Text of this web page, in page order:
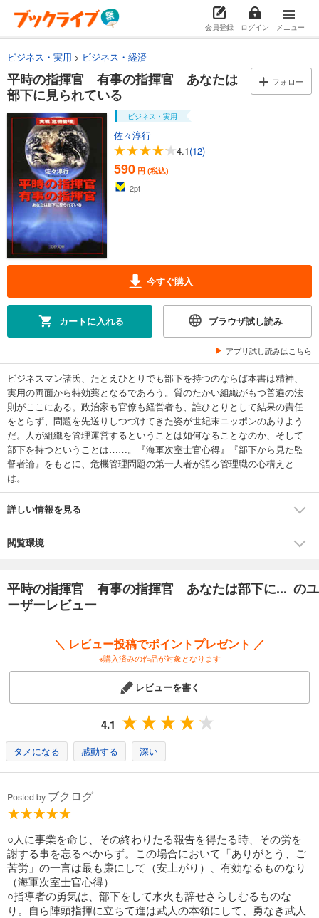
会員登録 ログイン メニュー
ビジネス・実用 ビジネス・経済
平時の指揮官 有事の指揮官 あなたは
部下に見られている
フォロー
ビジネス・実用
佐々淳行
4.1(12)
590 円 (税込)
2pt
今すぐ購入
カートに入れる ブラウザ試し読み
アプリ試し読みはこちら
ビジネスマン諸氏、たとえひとりでも部下を持つのならば本書は精神、
実用の両面から特効薬となるであろう。質のたかい組織がもつ普遍の法
則がここにある。政治家も官僚も経営者も、誰ひとりとして結果の責任
をとらず、問題を先送りしつづけてきた姿が世紀末ニッポンのありよう
だ。人が組織を管理運営するということは如何なることなのか、そして
部下を持つということは……。『海軍次室士官心得』『部下から見た監
督者論』をもとに、危機管理問題の第一人者が語る管理職の心構えと
は。
詳しい情報を見る
閲覧環境
平時の指揮官 有事の指揮官 あなたは部下に... のユ
ーザーレビュー
＼ レビュー投稿でポイントプレゼント ／
※購入済みの作品が対象となります
レビューを書く
4.1
タメになる 感動する 深い
Posted by ブクログ
○人に事業を命じ、その終わりたる報告を得たる時、その労を
謝する事を忘るべからず。この場合において「ありがとう、ご
苦労」の一言は最も廉にして（安上がり）、有効なるものなり
（海軍次室士官心得）
○指導者の勇気は、部下をして水火も辞せさらしむるものな
り。自ら陣頭指揮に立ちて進は武人の本領にして、勇なき武人